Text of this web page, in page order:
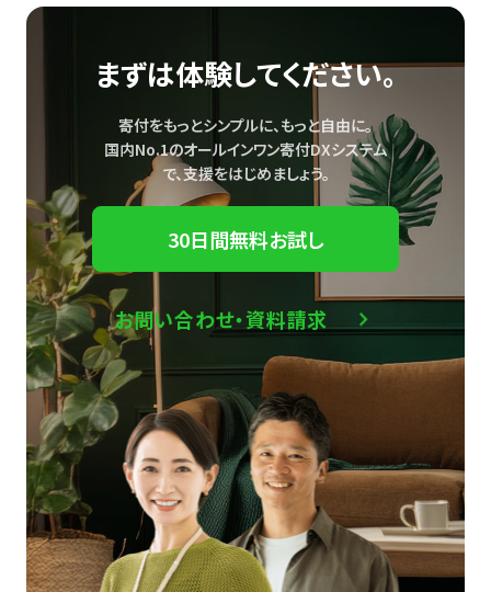
まずは体験してください。
寄付をもっとシンプルに、もっと自由に。
国内No.1のオールインワン寄付DXシステム
で、支援をはじめましょう。
30日間無料お試し
お問い合わせ・資料請求